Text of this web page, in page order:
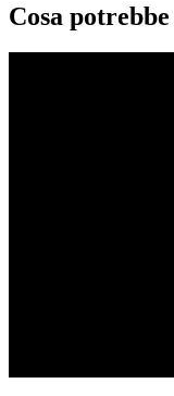
Cosa